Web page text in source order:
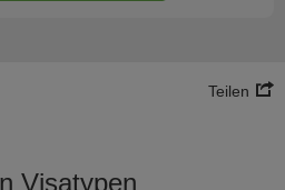
Teilen
Visatypen